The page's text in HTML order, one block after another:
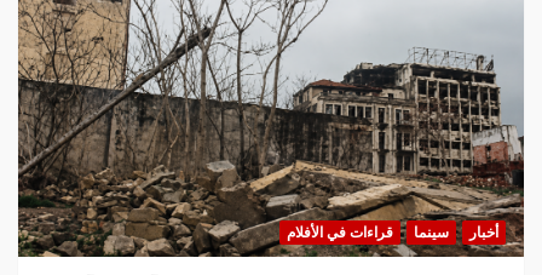
أخبار سينما قراءات في الأفلام